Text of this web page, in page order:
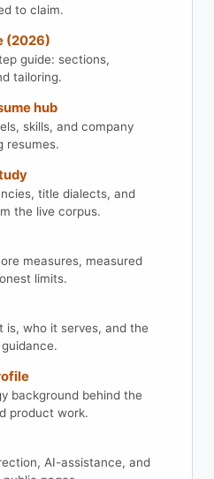
to claim.
(2026)
guide: sections,
tailoring.
hub
skills, and company
resumes.
title dialects, and
the live corpus.
measures, measured
limits.
is, who it serves, and the
background behind the
product work.
AI-assistance, and